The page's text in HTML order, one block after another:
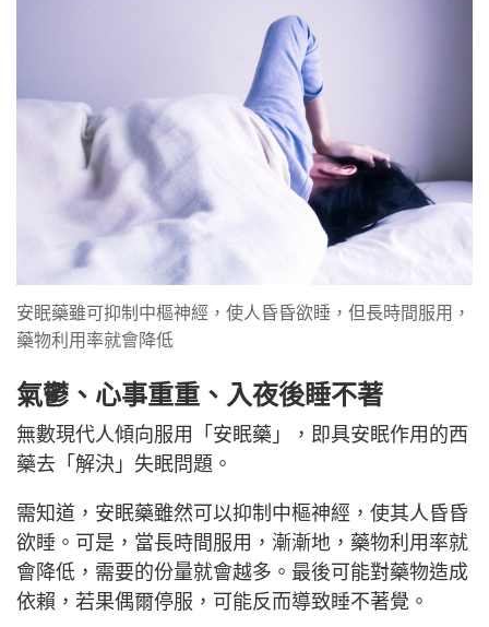
安眠藥雖可抑制中樞神經，使人昏昏欲睡，但長時間服用，
藥物利用率就會降低
氣鬱 、 心事重重 、 入夜後睡不著
無數現代人傾向服用「安眠藥」，即具安眠作用的西
藥去「解決」失眠問題。
需知道，安眠藥雖然可以抑制中樞神經，使其人昏昏
欲睡。可是，當長時間服用，漸漸地，藥物利用率就
會降低，需要的份量就會越多。最後可能對藥物造成
依賴，若果偶爾停服，可能反而導致睡不著覺。